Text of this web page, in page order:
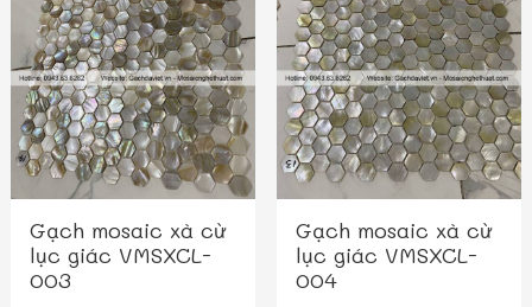
Gạch mosaic xà cừ
lục giác VMSXCL-
003
Gạch mosaic xà cừ
lục giác VMSXCL-
004